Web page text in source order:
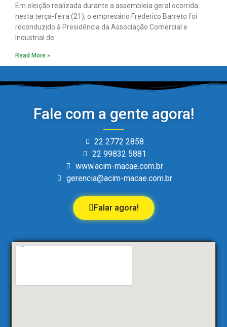
Em eleição realizada durante a assembleia geral ocorrida
nesta terça-feira (21), o empresário Frederico Barreto foi
reconduzido à Presidência da Associação Comercial e
Industrial de
Read More »
Fale com a gente agora!
22 2772 2858
22 99832 5881
www.acim-macae.com.br
gerencia@acim-macae.com.br
Falar agora!